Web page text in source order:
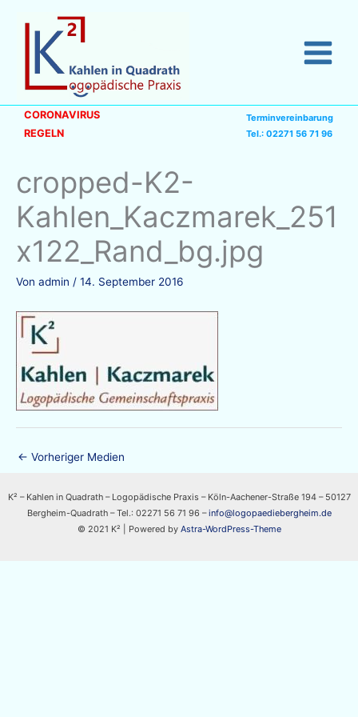
springen
CORONAVIRUS
REGELN
Terminvereinbarung
Tel.: 02271 56 71 96
cropped-K2-
Kahlen_Kaczmarek_251
x122_Rand_bg.jpg
Von admin / 14. September 2016
← Vorheriger Medien
K² – Kahlen in Quadrath – Logopädische Praxis – Köln-Aachener-Straße 194 – 50127
Bergheim-Quadrath – Tel.: 02271 56 71 96 –info@logopaediebergheim.de
© 2021 K² | Powered by Astra-WordPress-Theme